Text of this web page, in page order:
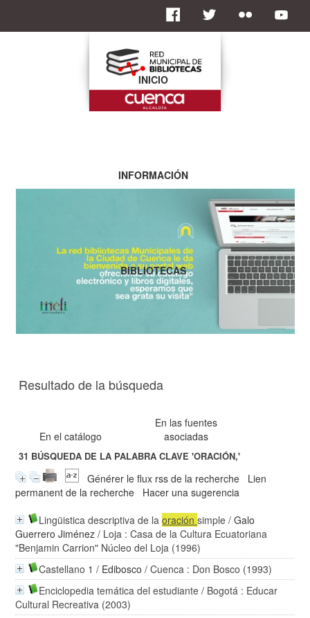
Resultado de la búsqueda
En el catálogo
En las fuentes
asociadas
31 BÚSQUEDA DE LA PALABRA CLAVE'ORACIÓN,'
Générer le flux rss de la recherche
Lien
permanent de la recherche
Hacer una sugerencia
Lingüistica descriptiva de laoraciónsimple /Galo
Guerrero Jiménez / Loja : Casa de la Cultura Ecuatoriana
"Benjamin Carrion" Núcleo del Loja (1996)
Castellano 1 / Edibosco / Cuenca : Don Bosco (1993)
Enciclopedia temática del estudiante / Bogotá : Educar
Cultural Recreativa (2003)
INICIO
INFORMACIÓN
BIBLIOTECAS